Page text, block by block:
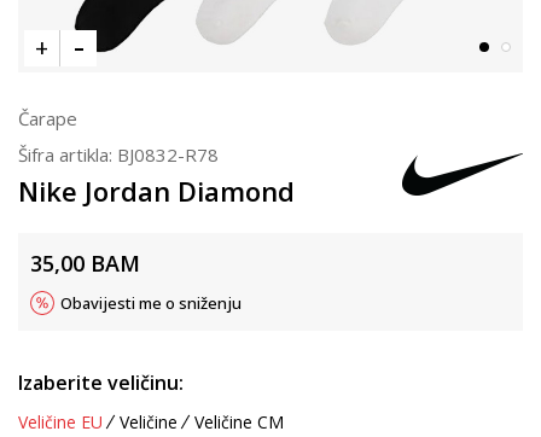
Čarape
Šifra artikla: BJ0832-R78
Nike Jordan Diamond
35,00 BAM
Obavijesti me o sniženju
Izaberite veličinu:
Veličine EU Veličine Veličine CM